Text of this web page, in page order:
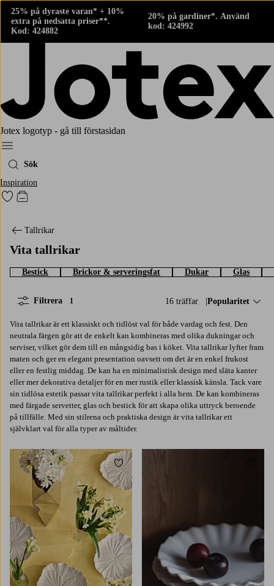
25% på dyraste varan* + 10%
extra på nedsatta priser**.
Kod: 424882
20% på gardiner*. Använd
kod: 424992
Jotex logotyp - gå till förstasidan
Meny
Sök
Inspiration
Gå till favoritmarkerade produkter
Gå till kundvagnen
Tallrikar
Vita tallrikar
Bestick Brickor & serveringsfat Dukar Glas
16 träffar Sortera på:
Popularitet
Filtrera 1
Vita tallrikar är ett klassiskt och tidlöst val för både vardag och fest. Den
neutrala färgen gör att de enkelt kan kombineras med olika dukningar och
serviser, vilket gör dem till en mångsidig bas i köket. Vita tallrikar lyfter fram
maten och ger en elegant presentation oavsett om det är en enkel frukost
eller en festlig middag. De kan ha en minimalistisk design med släta kanter
eller mer dekorativa detaljer för en mer rustik eller klassisk känsla. Tack vare
sin tidlösa estetik passar vita tallrikar perfekt i alla hem. De kan kombineras
med färgade servetter, glas och bestick för att skapa olika uttryck beroende
på tillfälle. Med sin stilrena och praktiska design är vita tallrikar ett
självklart val för alla typer av måltider.
Lägg till i favoriter